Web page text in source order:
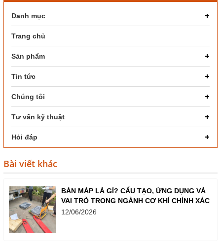
Danh mục
Trang chủ
Sản phẩm
Tin tức
Chúng tôi
Tư vấn kỹ thuật
Hỏi đáp
Bài viết khác
BÀN MÁP LÀ GÌ? CẤU TẠO, ỨNG DỤNG VÀ
VAI TRÒ TRONG NGÀNH CƠ KHÍ CHÍNH XÁC
12/06/2026